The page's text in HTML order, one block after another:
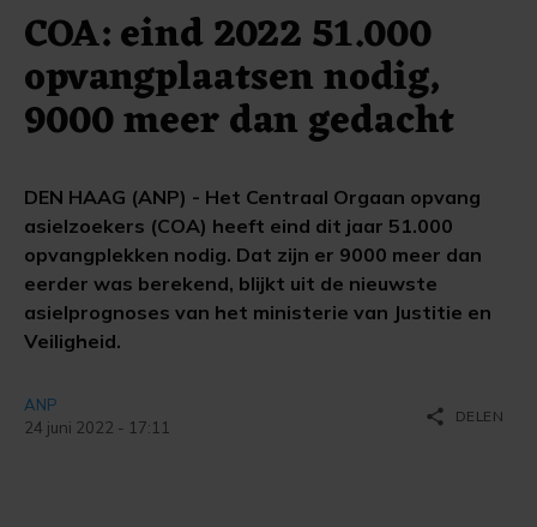
COA: eind 2022 51.000
opvangplaatsen nodig,
9000 meer dan gedacht
DEN HAAG (ANP) - Het Centraal Orgaan opvang
asielzoekers (COA) heeft eind dit jaar 51.000
opvangplekken nodig. Dat zijn er 9000 meer dan
eerder was berekend, blijkt uit de nieuwste
asielprognoses van het ministerie van Justitie en
Veiligheid.
ANP
24 juni 2022 - 17:11
share DELEN